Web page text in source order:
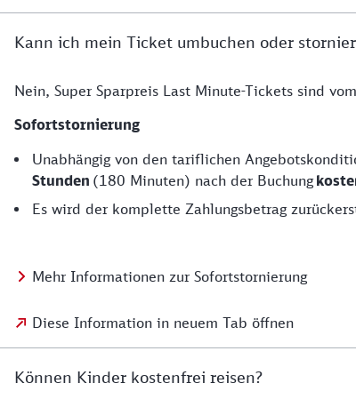
Kann ich mein Ticket umbuchen oder
Nein, Super Sparpreis Last Minute-Tickets sind
Sofortstornierung
Unabhängig von den tariflichen
Stunden (180 Minuten) nach der Buchung
Es wird der komplette Zahlungsbetrag
Mehr Informationen zur Sofortstornierung
Diese Information in neuem Tab öffnen
Können Kinder kostenfrei reisen?